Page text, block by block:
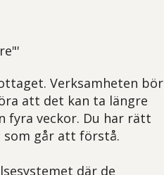
Verksamheten bör
att det kan ta längre
fyra veckor. Du har rätt
går att förstå.
där de